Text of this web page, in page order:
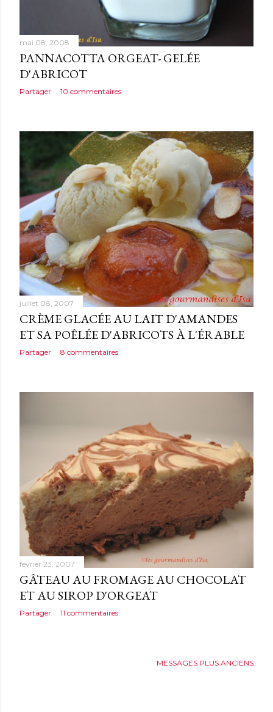
mai 08, 2008
PANNACOTTA ORGEAT- GELÉE
D'ABRICOT
Partager 10 commentaires
juillet 08, 2007
CRÈME GLACÉE AU LAIT D'AMANDES
ET SA POÊLÉE D'ABRICOTS À L'ÉRABLE
Partager 8 commentaires
février 23, 2007
GÂTEAU AU FROMAGE AU CHOCOLAT
ET AU SIROP D'ORGEAT
Partager 11 commentaires
MESSAGES PLUS ANCIENS